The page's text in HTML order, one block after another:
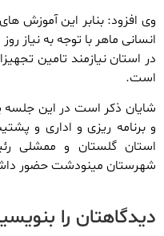
وی افزود: بنابر این آموزش
انسانی ماهر با توجه به نیاز
در استان نیازمند تامین
است.
شایان ذکر است در این جلسه
و برنامه ریزی و اداری و
استان گلستان و ممشلی
شهرستان مینودشت حضور
دیدگاهتان را